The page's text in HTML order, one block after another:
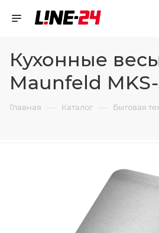
Кухонные
Maunfeld MKS-
Главная — Каталог — Бытовая